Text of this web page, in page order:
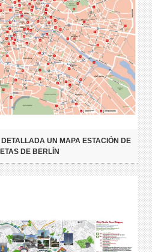
UN MAPA ESTACIÓN DE
DE BERLÍN